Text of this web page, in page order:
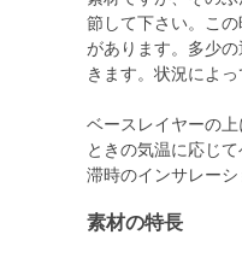
節して下さい。こ
があります。多少
きます。状況によ
ベースレイヤーの
ときの気温に応じ
滞時のインサレーシ
素材の特長